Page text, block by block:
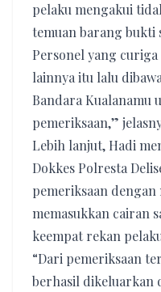
pelaku mengakui
temuan barang bukti
Personel yang
lainnya itu lalu
Bandara Kualanamu
pemeriksaan,”
Lebih lanjut, Hadi
Dokkes Polresta
pemeriksaan
memasukkan cairan
keempat rekan
“Dari pemeriksaan
berhasil dikeluarkan